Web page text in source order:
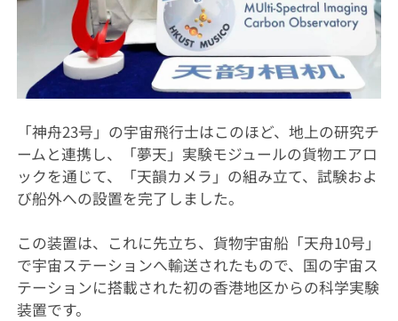
「神舟23号」の宇宙飛行士はこのほど、地上の研究チ
ームと連携し、「夢天」実験モジュールの貨物エアロ
ックを通じて、「天韻カメラ」の組み立て、試験およ
び船外への設置を完了しました。
この装置は、これに先立ち、貨物宇宙船「天舟10号」
で宇宙ステーションへ輸送されたもので、国の宇宙ス
テーションに搭載された初の香港地区からの科学実験
装置です。